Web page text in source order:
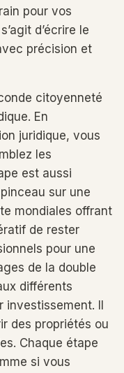
pour vos
d’écrire le
précision et
citoyenneté
En
juridique, vous
les
est aussi
sur une
mondiales offrant
de rester
pour une
de la double
différents
Il
des propriétés ou
Chaque étape
si vous